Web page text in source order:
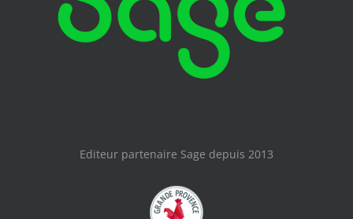
Editeur partenaire Sage depuis 2013